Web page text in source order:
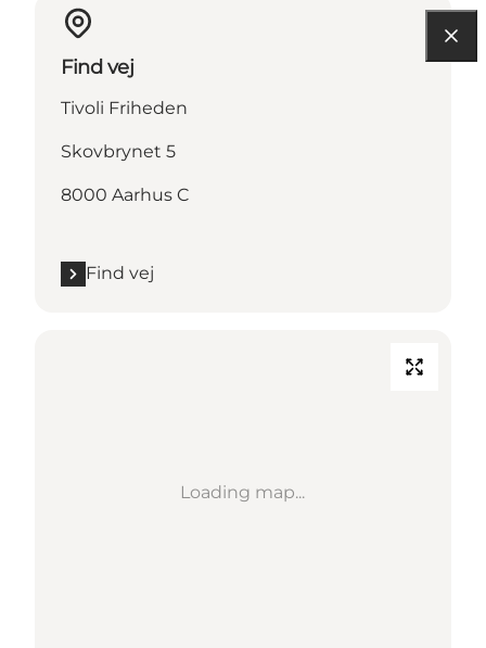
Find vej
Tivoli Friheden
Skovbrynet 5
8000 Aarhus C
Find vej
Loading map...